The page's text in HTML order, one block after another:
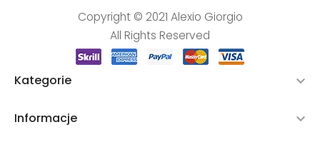
Copyright © 2021 Alexio Giorgio
All Rights Reserved
Kategorie 
Informacje 